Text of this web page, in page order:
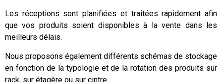
Les réceptions sont planifiées et traitées rapidement afin
que vos produits soient disponibles à la vente dans les
meilleurs délais.
Nous proposons également différents schémas de stockage
en fonction de la typologie et de la rotation des produits sur
rack, sur étagère ou sur cintre.